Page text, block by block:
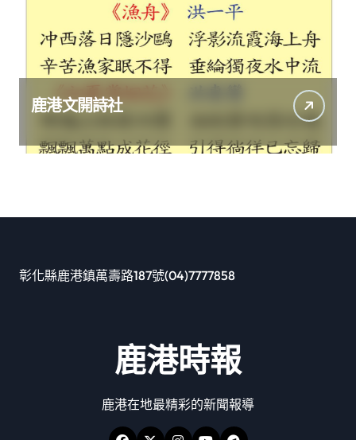
鹿港文開詩社
彰化縣鹿港鎮萬壽路187號(04)7777858
鹿港時報
鹿港在地最精彩的新聞報導